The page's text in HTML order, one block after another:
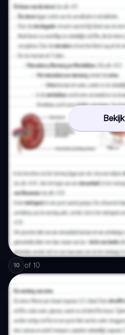
Bekijk
10 of 10